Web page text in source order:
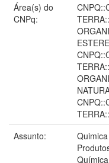
Área(s) do
CNPq:
Assunto:
Quimica